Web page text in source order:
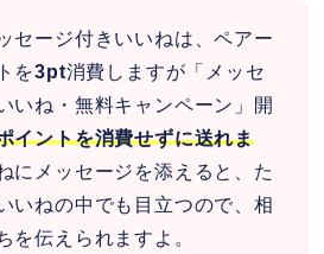
セージ付きいいねは、ペアー
を3pt消費しますが「メッセ
いね・無料キャンペーン」開
イントを消費せずに送れま
にメッセージを添えると、た
いねの中でも目立つので、相
を伝えられますよ。